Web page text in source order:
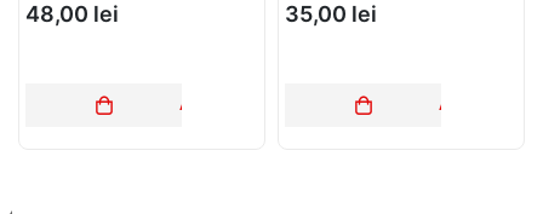
48,00 lei
ADAUGĂ ÎN COȘ
35,00 lei
ADAUGĂ ÎN